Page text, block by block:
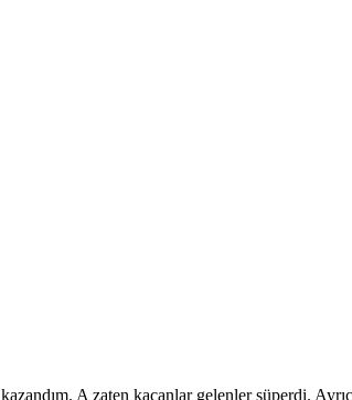
A zaten kaçanlar gelenler süperdi.